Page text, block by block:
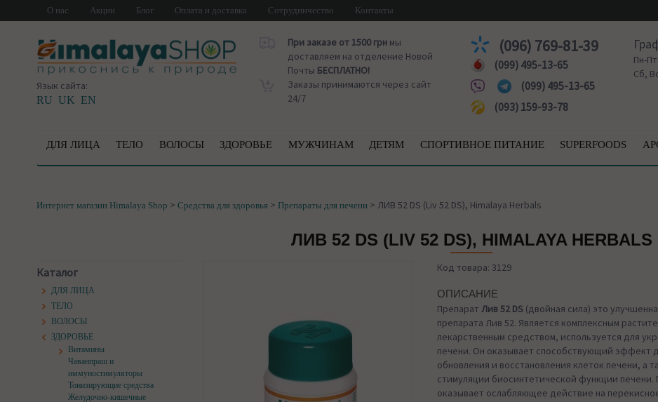
О нас Акции Блог Оплата и доставка Сотрудничество Контакты
Язык сайта:
RU UK EN
При заказе от 1500 грнмы
доставляем на отделение Новой
Почты БЕСПЛАТНО!
Заказы принимаются через сайт
24/7
(096) 769-81-39
(099) 495-13-65
(099) 495-13-65
(093) 159-93-78
Пн-Пт:
Сб,
ДЛЯ ЛИЦА ТЕЛО ВОЛОСЫ ЗДОРОВЬЕ МУЖЧИНАМ ДЕТЯМ СПОРТИВНОЕ ПИТАНИЕ SUPERFOODS
Интернет магазин Himalaya Shop > Средства для здоровья > Препараты для печени > ЛИВ 52 DS (Liv 52 DS), Himalaya Herbals
ЛИВ 52 DS (LIV 52 DS), HIMALAYA HERBALS
Каталог
ДЛЯ ЛИЦА
ТЕЛО
ВОЛОСЫ
ЗДОРОВЬЕ
Витамины
Чаванпраш и
иммуностимуляторы
Тонизирующие средства
Желудочно-кишечные
Код товара: 3129
ОПИСАНИЕ
ПрепаратЛив 52 DS (двойная сила) это
препарата Лив 52. Является комплексным
лекарственным средством, используется для
печени. Он оказывает способствующий эффект
обновления и восстановления клеток печени, а
стимуляции биосинтетической функции печени.
оказывает ослабляющее действие на